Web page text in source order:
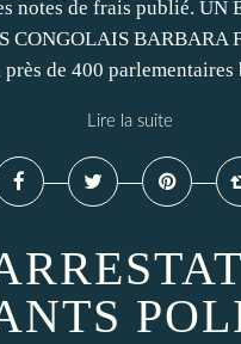
notes de frais publié. UN
CONGOLAIS
de 400
Lire la suite